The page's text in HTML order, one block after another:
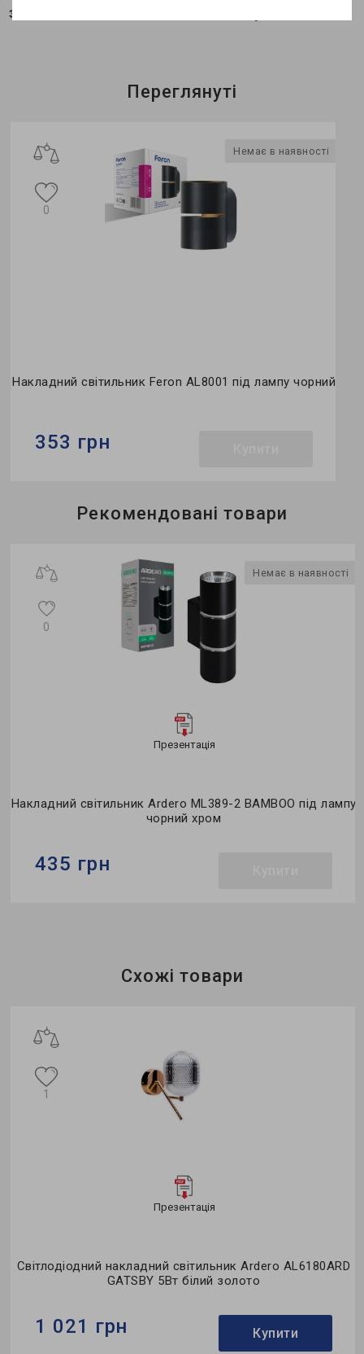
змінюватися в залежності від партії.
Переглянуті
Немає в наявності
Накладний світильник Feron AL8001 під лампу чорний
0
353 грн
Feron
накладний
Рекомендовані товари
Немає в наявності
Презентація
Накладний світильник Ardero ML389-2 BAMBOO під лампу
чорний хром
0
435 грн
MR16Схожі товари
Презентація
Світлодіодний накладний світильник Ardero AL6180ARD
GATSBY 5Вт білий золото
1
1 021 грн Купити